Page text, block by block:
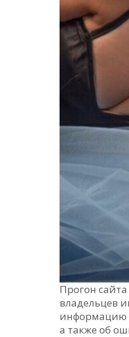
Прогон
владельцев
информацию
а также об